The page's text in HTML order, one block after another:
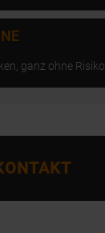
ganz ohne Risiko.